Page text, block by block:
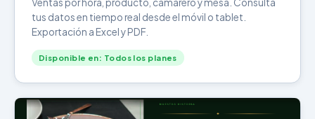
Ventas por hora, producto, camarero y mesa. Consulta
tus datos en tiempo real desde el móvil o tablet.
Exportación a Excel y PDF.
Disponible en: Todos los planes